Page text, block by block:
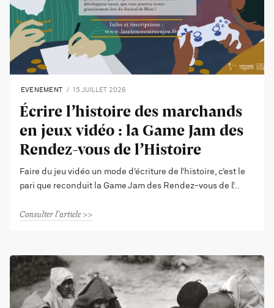
EVENEMENT 15 JUILLET 2026
Écrire l’histoire des marchands
en jeux vidéo : la Game Jam des
Rendez-vous de l’Histoire
Faire du jeu vidéo un mode d’écriture de l’histoire, c’est le
pari que reconduit la Game Jam des Rendez-vous de l’
Consulter l'article